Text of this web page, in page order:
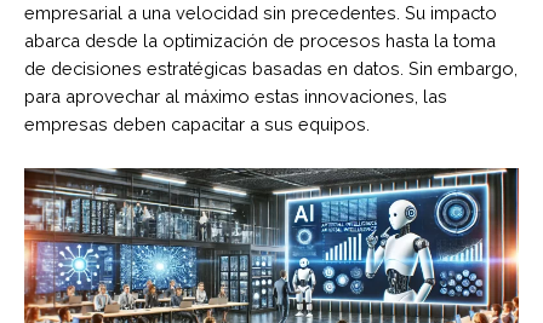
empresarial a una velocidad sin precedentes. Su impacto
abarca desde la optimización de procesos hasta la toma
de decisiones estratégicas basadas en datos. Sin embargo,
para aprovechar al máximo estas innovaciones, las
empresas deben capacitar a sus equipos.